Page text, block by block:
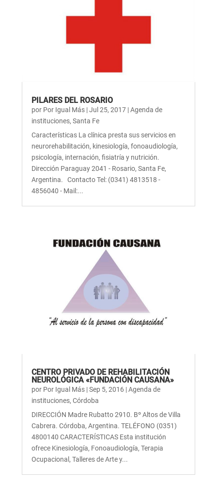
PILARES DEL ROSARIO
por Por Igual Más|Jul 25, 2017|Agenda de
instituciones, Santa Fe
Características La clínica presta sus servicios en
neurorehabilitación, kinesiología, fonoaudiología,
psicología, internación, fisiatría y nutrición.
Dirección Paraguay 2041 - Rosario, Santa Fe,
Argentina. Contacto Tel: (0341) 4813518 -
4856040 - Mail:...
CENTRO PRIVADO DE REHABILITACIÓN
NEUROLÓGICA «FUNDACIÓN CAUSANA»
por Por Igual Más|Sep 5, 2016 |Agenda de
instituciones, Córdoba
DIRECCIÓN Madre Rubatto 2910. Bº Altos de Villa
Cabrera. Córdoba, Argentina. TELÉFONO (0351)
4800140 CARACTERÍSTICAS Esta institución
ofrece Kinesiología, Fonoaudiología, Terapia
Ocupacional, Talleres de Arte y...